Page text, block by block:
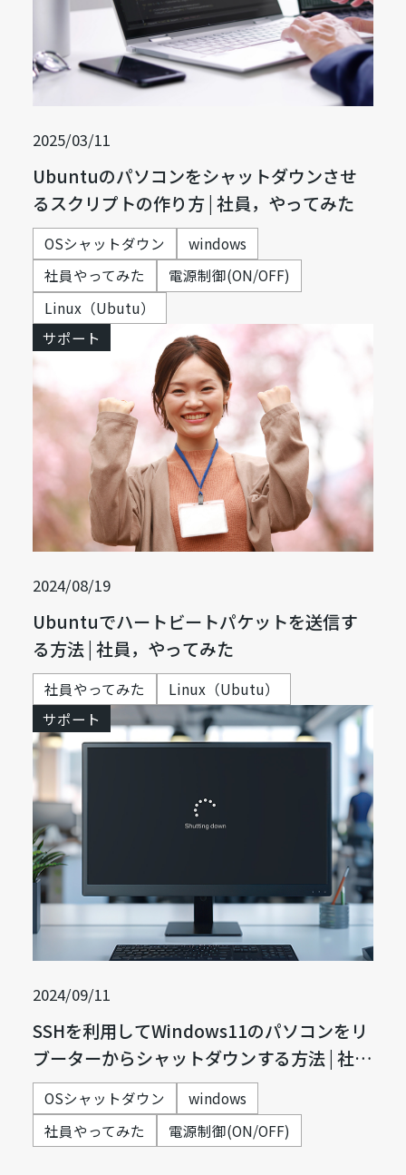
2025/03/11
Ubuntuのパソコンをシャットダウンさせ
るスクリプトの作り方 | 社員，やってみた
OSシャットダウン
windows
社員やってみた
電源制御(ON/OFF)
Linux（Ubutu）
サポート
2024/08/19
Ubuntuでハートビートパケットを送信す
る方法 | 社員，やってみた
社員やってみた
Linux（Ubutu）
サポート
2024/09/11
SSHを利用してWindows11のパソコンをリ
ブーターからシャットダウンする方法 | 社
員，やってみた
OSシャットダウン
windows
社員やってみた
電源制御(ON/OFF)